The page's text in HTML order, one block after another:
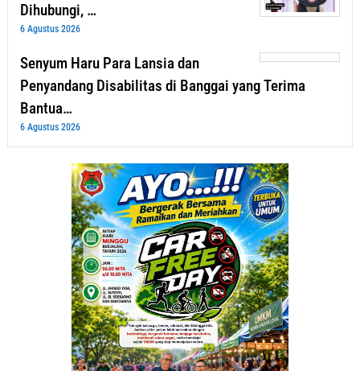
Dihubungi, …
6 Agustus 2026
Senyum Haru Para Lansia dan
Penyandang Disabilitas di Banggai yang Terima
Bantua…
6 Agustus 2026